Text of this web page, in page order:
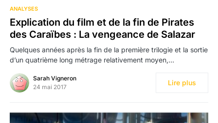
ANALYSES
Explication du film et de la fin de Pirates
des Caraïbes : La vengeance de Salazar
Quelques années après la fin de la première trilogie et la sortie
d’un quatrième long métrage relativement moyen,…
Sarah Vigneron
24 mai 2017
Lire plus